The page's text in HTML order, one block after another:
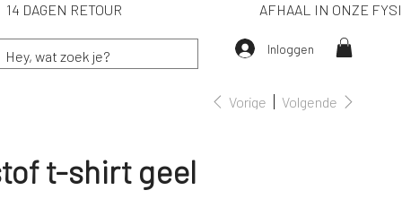
14 DAGEN RETOUR AFHAAL IN ONZE
Inloggen
Vorige Volgende
t-shirt geel